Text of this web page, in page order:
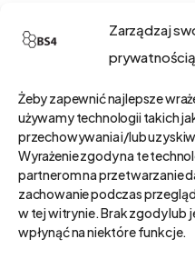
Zarządzaj
prywatnością
Żeby zapewnić najlepsze
używamy technologii takich
przechowywania i/lub
Wyrażenie zgody na te
partnerom na przetwarzanie
zachowanie podczas
w tej witrynie. Brak zgody lub
wpłynąć na niektóre funkcje.